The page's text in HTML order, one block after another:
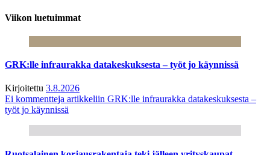
Viikon luetuimmat
GRK:lle infraurakka datakeskuksesta – työt jo käynnissä
Kirjoitettu 3.8.2026
Ei kommentteja artikkeliin GRK:lle infraurakka datakeskuksesta –
työt jo käynnissä